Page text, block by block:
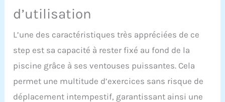
d’utilisation
L’une des caractéristiques très appréciées de ce
step est sa capacité à rester fixé au fond de la
piscine grâce à ses ventouses puissantes. Cela
permet une multitude d’exercices sans risque de
déplacement intempestif, garantissant ainsi une